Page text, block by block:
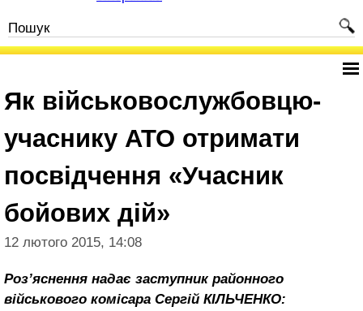
Як військовослужбовцю-
учаснику АТО отримати
посвідчення «Учасник
бойових дій»
12 лютого 2015, 14:08
Роз’яснення надає заступник районного
військового комісара Сергій КІЛЬЧЕНКО: